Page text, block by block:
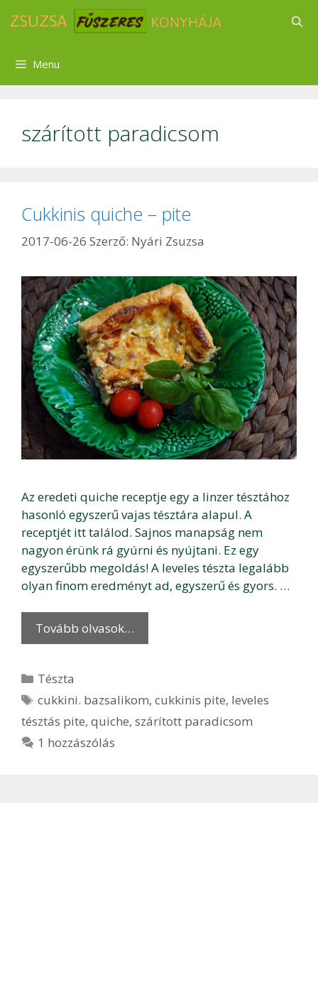
Menu
szárított paradicsom
Cukkinis quiche – pite
2017-06-26 Szerző: Nyári Zsuzsa
Az eredeti quiche receptje egy a linzer tésztához
hasonló egyszerű vajas tésztára alapul. A
receptjét itt találod. Sajnos manapság nem
nagyon érünk rá gyúrni és nyújtani. Ez egy
egyszerűbb megoldás! A leveles tészta legalább
olyan finom eredményt ad, egyszerű és gyors. …
Tovább olvasok…
Kategória
Tészta
Címkék
cukkini. bazsalikom,cukkinis pite, leveles
tésztás pite, quiche, szárított paradicsom
1 hozzászólás